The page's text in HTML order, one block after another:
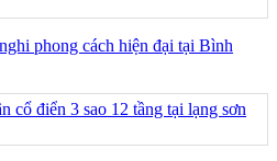
phong cách hiện đại tại Bình